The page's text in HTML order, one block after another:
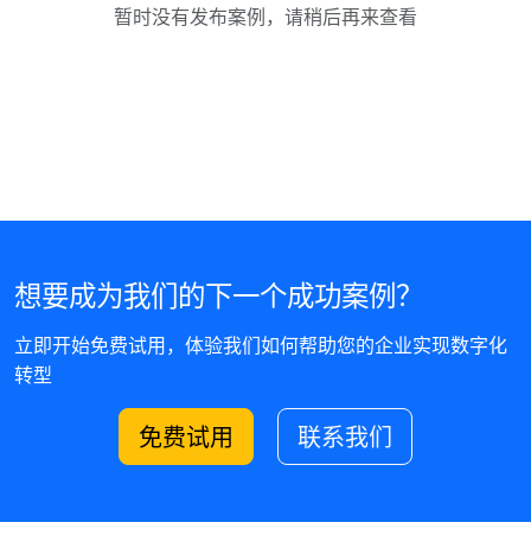
暂时没有发布案例，请稍后再来查看
想要成为我们的下一个成功案例？
立即开始免费试用，体验我们如何帮助您的企业实现数字化
转型
免费试用 联系我们